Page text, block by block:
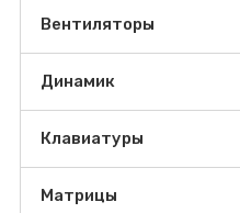
Вентиляторы
Динамик
Клавиатуры
Матрицы